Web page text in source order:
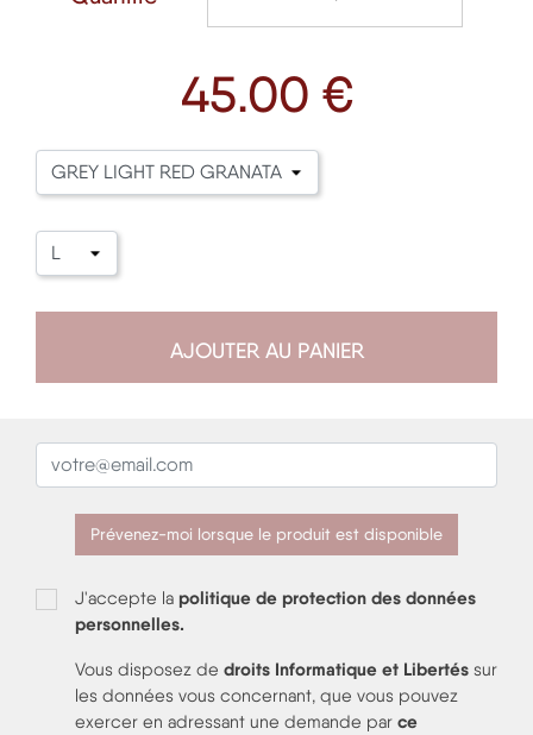
45.00 €
AJOUTER AU PANIER
Prévenez-moi lorsque le produit est disponible
J'accepte la politique de protection des données
personnelles.
Vous disposez de droits Informatique et Libertés sur
les données vous concernant, que vous pouvez
exercer en adressant une demande par ce